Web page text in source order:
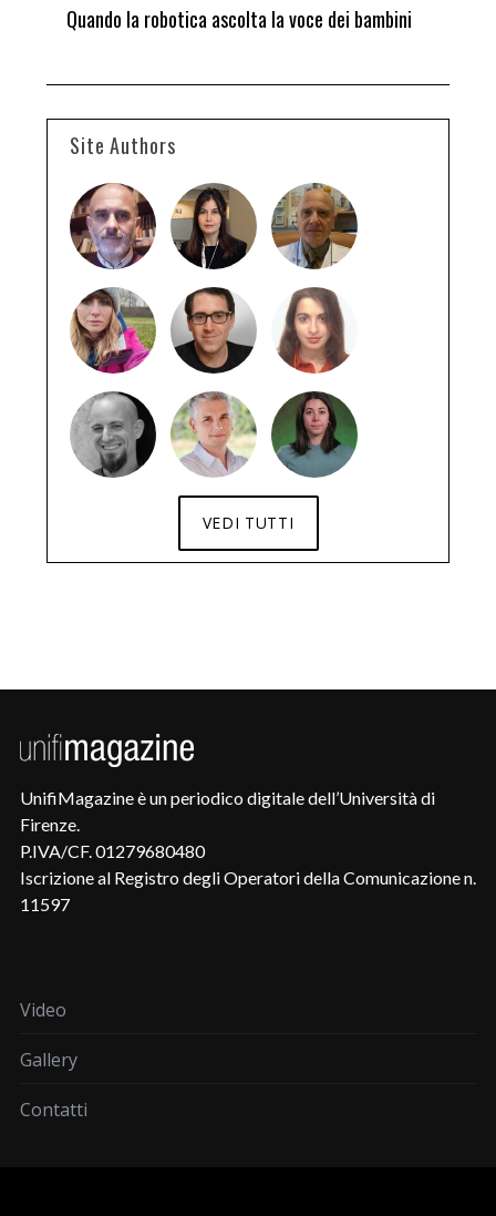
Quando la robotica ascolta la voce dei bambini
Site Authors
VEDI TUTTI
UnifiMagazine è un periodico digitale dell’Università di
Firenze.
P.IVA/CF. 01279680480
Iscrizione al Registro degli Operatori della Comunicazione n.
11597
Video
Gallery
Contatti